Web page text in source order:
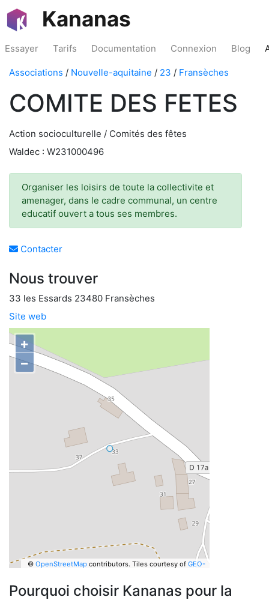
Kananas
Essayer Tarifs Documentation Connexion Blog
Associations / Nouvelle-aquitaine / 23 / Fransèches
COMITE DES FETES
Action socioculturelle / Comités des fêtes
Waldec : W231000496
Organiser les loisirs de toute la collectivite et
amenager, dans le cadre communal, un centre
educatif ouvert a tous ses membres.
Contacter
Nous trouver
33 les Essards 23480 Fransèches
Site web
+
−
© OpenStreetMapcontributors. Tiles courtesy of GEO-
Pourquoi choisir Kananas pour la